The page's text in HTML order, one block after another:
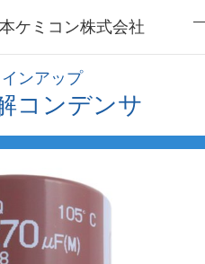
ケミコン株式会社
ンアップ
コンデンサ